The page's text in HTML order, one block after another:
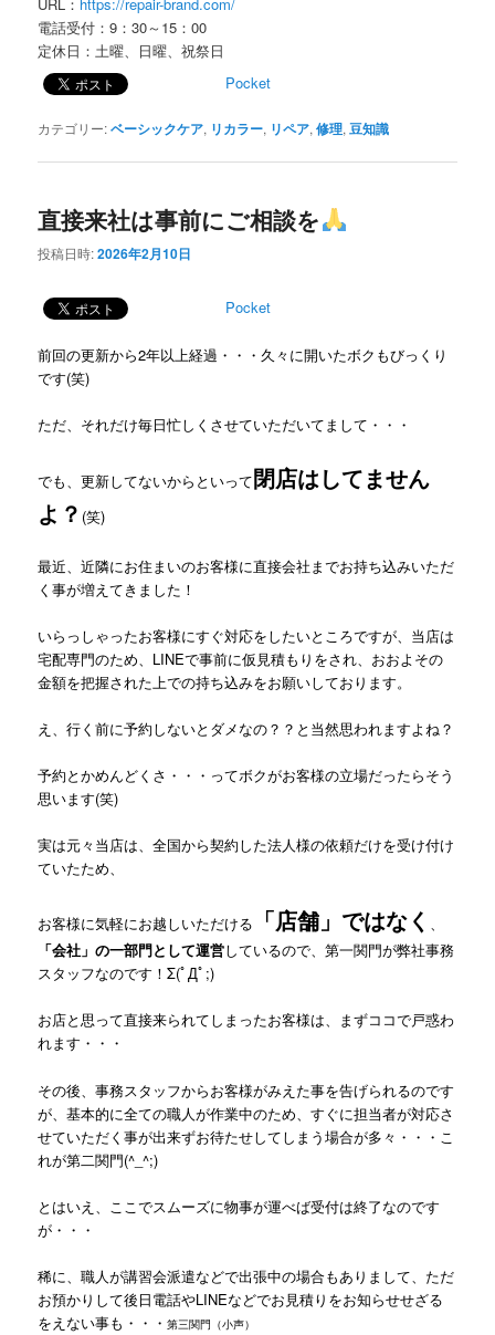
電話受付：9：30～15：00
定休日：土曜、日曜、祝祭日
Pocket
カテゴリー:ベーシックケア, リカラー, リペア,修理,豆知識
直接来社は事前にご相談を
投稿日時:2026年2月10日
Pocket
前回の更新から2年以上経過・・・久々に開いたボクもびっくり
です(笑)
ただ、それだけ毎日忙しくさせていただいてまして・・・
でも、更新してないからといって閉店はしてません
よ？ (笑)
最近、近隣にお住まいのお客様に直接会社までお持ち込みいただ
く事が増えてきました！
いらっしゃったお客様にすぐ対応をしたいところですが、当店は
宅配専門のため、LINEで事前に仮見積もりをされ、おおよその
金額を把握された上での持ち込みをお願いしております。
え、行く前に予約しないとダメなの？？と当然思われますよね？
予約とかめんどくさ・・・ってボクがお客様の立場だったらそう
思います(笑)
実は元々当店は、全国から契約した法人様の依頼だけを受け付け
ていたため、
お客様に気軽にお越しいただける 「店舗」ではなく 、
「会社」の一部門として運営しているので、第一関門が弊社事務
スタッフなのです！Σ(ﾟДﾟ;)
お店と思って直接来られてしまったお客様は、まずココで戸惑わ
れます・・・
その後、事務スタッフからお客様がみえた事を告げられるのです
が、基本的に全ての職人が作業中のため、すぐに担当者が対応さ
せていただく事が出来ずお待たせしてしまう場合が多々・・・こ
れが第二関門(^_^;)
とはいえ、ここでスムーズに物事が運べば受付は終了なのです
が・・・
稀に、職人が講習会派遣などで出張中の場合もありまして、ただ
お預かりして後日電話やLINEなどでお見積りをお知らせせざる
をえない事も・・・第三関門（小声）